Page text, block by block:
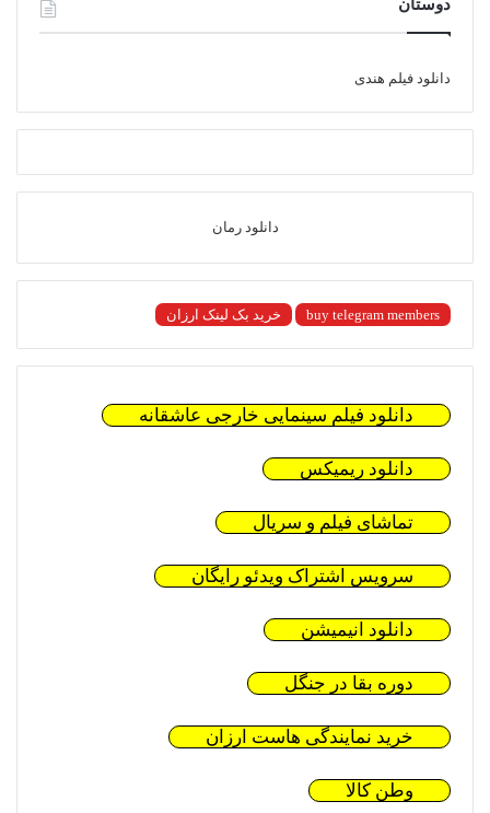
دوستان
دانلود فیلم هندی
دانلود رمان
buy telegram members خرید بک لینک ارزان
دانلود فیلم سینمایی خارجی عاشقانه
دانلود ریمیکس
تماشای فیلم و سریال
سرویس اشتراک ویدئو رایگان
دانلود انیمیشن
دوره بقا در جنگل
خرید نمایندگی هاست ارزان
وطن کالا